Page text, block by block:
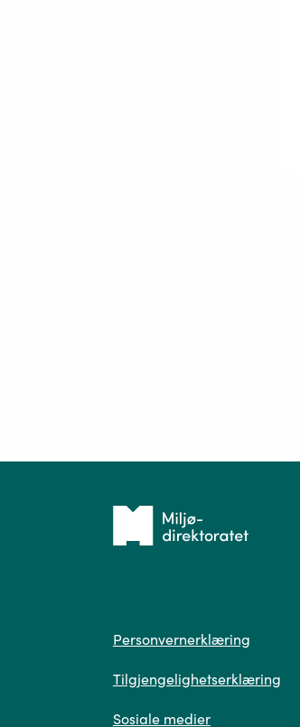
Tilbake
Personvern
Personvernerklæring
Tilgjengelighetserklæring
Sosiale medier